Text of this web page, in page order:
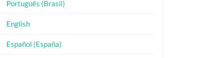
Português (Brasil)
English
Español (España)